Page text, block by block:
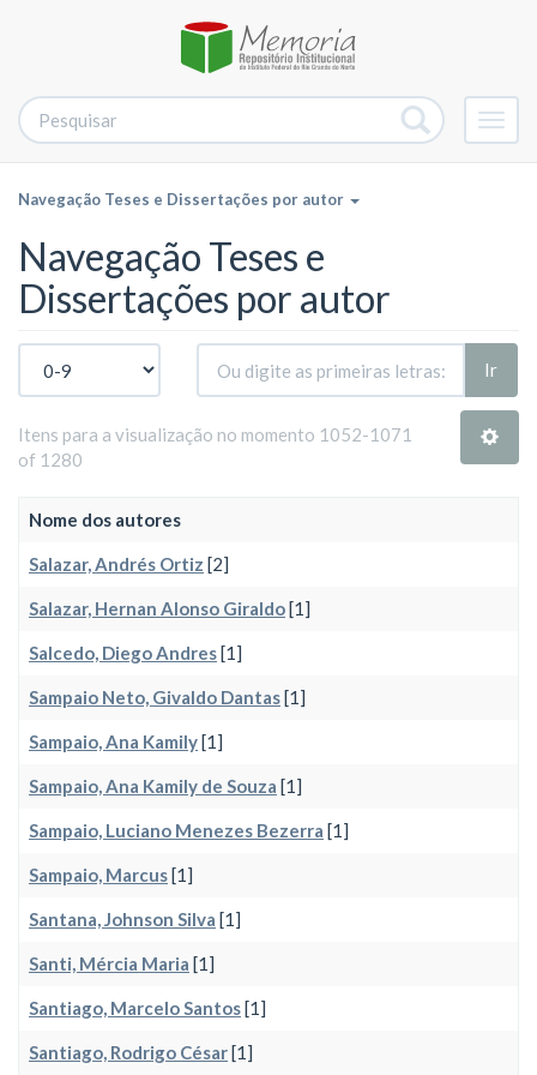
Navegação Teses e Dissertações por autor
Navegação Teses e
Dissertações por autor
Ir
Itens para a visualização no momento 1052-1071
of 1280
Nome dos autores
Salazar, Andrés Ortiz [2]
Salazar, Hernan Alonso Giraldo[1]
Salcedo, Diego Andres[1]
Sampaio Neto, Givaldo Dantas[1]
Sampaio, Ana Kamily[1]
Sampaio, Ana Kamily de Souza [1]
Sampaio, Luciano Menezes Bezerra [1]
Sampaio, Marcus[1]
Santana, Johnson Silva [1]
Santi, Mércia Maria [1]
Santiago, Marcelo Santos[1]
Santiago, Rodrigo César[1]